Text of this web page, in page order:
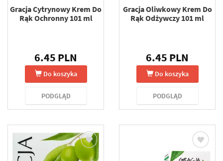
Gracja Cytrynowy Krem Do
Rąk Ochronny 101 ml
6.45 PLN
Do koszyka
PODGLĄD
Gracja Oliwkowy Krem Do
Rąk Odżywczy 101 ml
6.45 PLN
Do koszyka
PODGLĄD